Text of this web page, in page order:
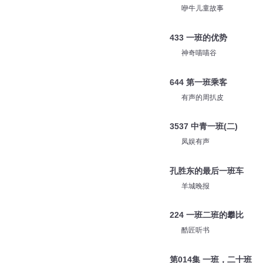
咿牛儿童故事
433 一班的优势
神奇喵喵谷
644 第一班乘客
有声的周扒皮
3537 中青一班(二)
凤娱有声
孔胜东的最后一班车
羊城晚报
224 一班二班的攀比
酷匠听书
第014集 一班，二十班